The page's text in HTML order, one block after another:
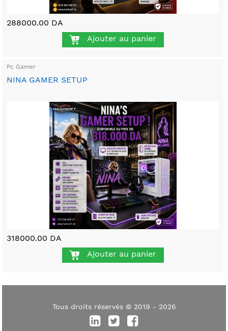
288000.00 DA
Ajouter au panier
Pc Gamer
NINA GAMER SETUP
318000.00 DA
Ajouter au panier
Tous droits réservés © 2019 - 2026